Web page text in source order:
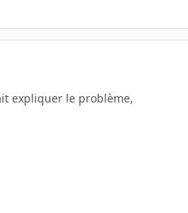
expliquer le problème,